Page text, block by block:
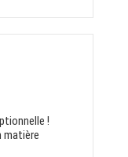
!
matière